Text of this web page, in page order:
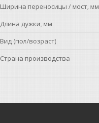
Ширина переносицы / мост, мм
Длина дужки, мм
Вид (пол/возраст)
Страна производства